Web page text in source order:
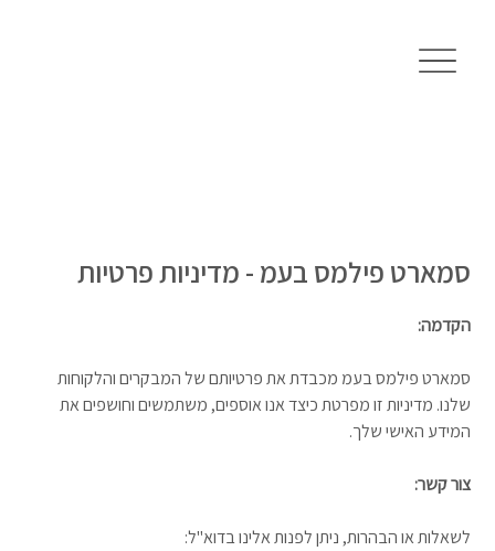
הקדמה:
סמארט פילמס בעמ מכבדת את פרטיותם של המבקרים והלקוחות
שלנו. מדיניות זו מפרטת כיצד אנו אוספים, משתמשים וחושפים את
המידע האישי שלך.
צור קשר:
לשאלות או הבהרות, ניתן לפנות אלינו בדוא"ל:
סמארט פילמס בעמ - מדיניות פרטיות